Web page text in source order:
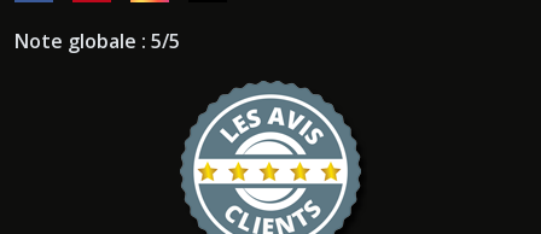
Note globale : 5/5